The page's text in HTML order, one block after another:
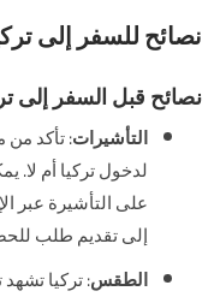
نصائح للسفر إلى
نصائح قبل السفر إلى
التأشيرات: تأكد من
لدخول تركيا أم
إلى تقديم طلب
الطقس: تركيا